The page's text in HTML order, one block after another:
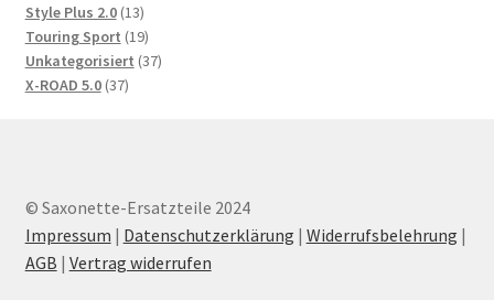
Style Plus 2.0 1313
Produkte
Touring Sport 1919
Produkte
Unkategorisiert 3737
X-ROAD 5.0 3737
© Saxonette-Ersatzteile 2024
Impressum | Datenschutzerklärung | Widerrufsbelehrung |
AGB | Vertrag widerrufen